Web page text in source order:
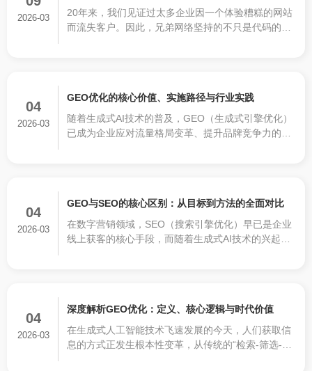
2026-03 企业打造“赚钱的数字资产”
20年来，我们见证过太多企业因一个体验糟糕的网站
而流失客户。因此，兄弟网络坚持的不只是代码的堆
04
2026-03
GEO优化的核心价值、实施路径与行业实践
随着生成式AI技术的普及，GEO（生成式引擎优化）
已成为企业应对流量格局变革、提升品牌竞争力的核
04
2026-03
GEO与SEO的核心区别：从目标到方法的全面对比
在数字营销领域，SEO（搜索引擎优化）早已是企业
线上获客的核心手段，而随着生成式AI技术的兴起，
04
2026-03
深度解析GEO优化：定义、核心逻辑与时代价值
在生成式人工智能技术飞速发展的今天，人们获取信
息的方式正发生根本性变革，从传统的“检索-筛选-点